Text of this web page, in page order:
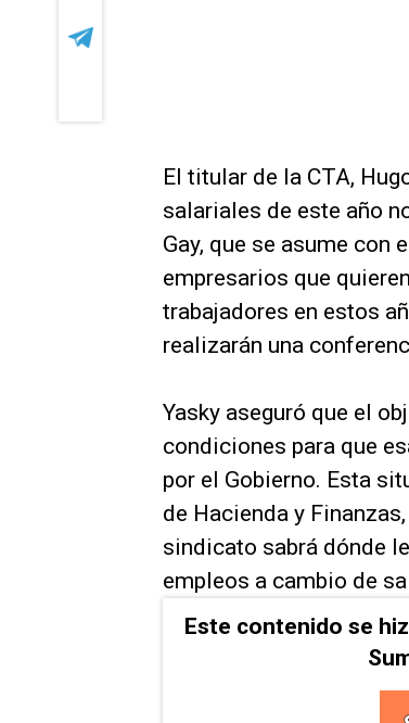
El titular de la CTA,
salariales de este año
Gay, que se asume con
empresarios que
trabajadores en estos
realizarán una
Yasky aseguró que el
condiciones para que
por el Gobierno. Esta
de Hacienda y
sindicato sabrá dónde
empleos a cambio de
Este contenido se